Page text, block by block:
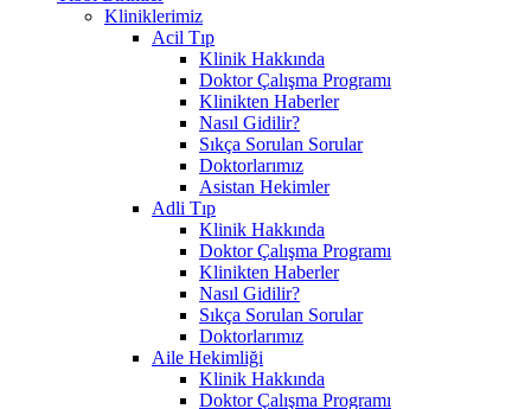
Kliniklerimiz
Acil Tıp
Klinik Hakkında
Doktor Çalışma Programı
Klinikten Haberler
Nasıl Gidilir?
Sıkça Sorulan Sorular
Doktorlarımız
Asistan Hekimler
Adli Tıp
Klinik Hakkında
Doktor Çalışma Programı
Klinikten Haberler
Nasıl Gidilir?
Sıkça Sorulan Sorular
Doktorlarımız
Aile Hekimliği
Klinik Hakkında
Doktor Çalışma Programı